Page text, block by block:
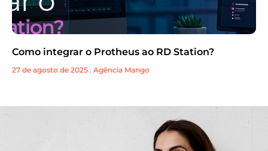
Como integrar o Protheus ao RD Station?
27 de agosto de 2025 . Agência Mango